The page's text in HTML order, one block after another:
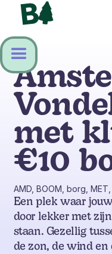
met
€10
AMD, BOOM, borg,
Een plek waar
door lekker met
staan. Gezellig
de zon, de wind en